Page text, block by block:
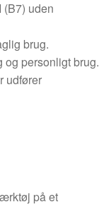
(B7) uden
brug.
og personligt brug.
udfører
på et